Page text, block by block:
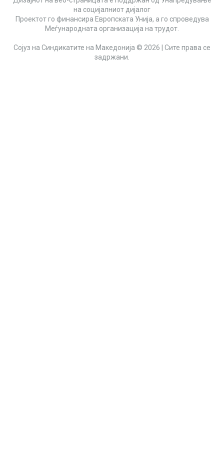
на социјалниот дијалог
Проектот го финансира Европската Унија, а го спроведува
Меѓународната организација на трудот.
Сојуз на Синдикатите на Македонија © 2026 | Сите права се
задржани.